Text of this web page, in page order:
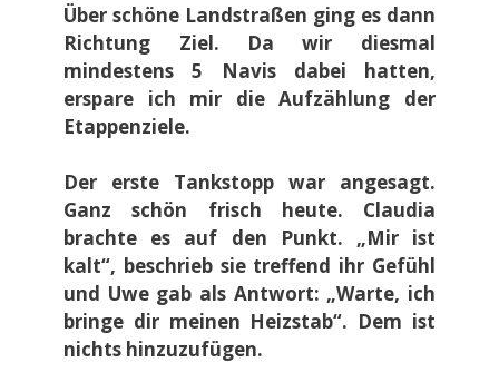
Über schöne Landstraßen ging es dann
Richtung Ziel. Da wir diesmal
mindestens 5 Navis dabei hatten,
erspare ich mir die Aufzählung der
Etappenziele.
Der erste Tankstopp war angesagt.
Ganz schön frisch heute. Claudia
brachte es auf den Punkt. „Mir ist
kalt“, beschrieb sie treffend ihr Gefühl
und Uwe gab als Antwort: „Warte, ich
bringe dir meinen Heizstab“. Dem ist
nichts hinzuzufügen.